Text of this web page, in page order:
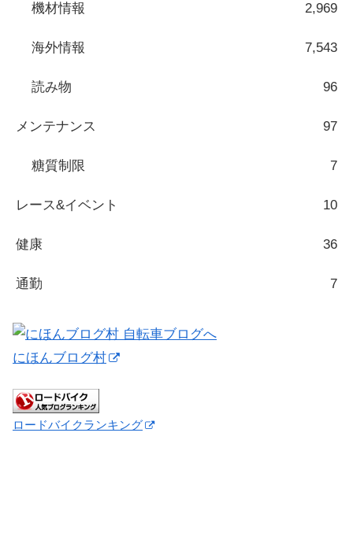
機材情報 2,969
海外情報 7,543
読み物 96
メンテナンス 97
糖質制限 7
レース&イベント 10
健康 36
通勤 7
にほんブログ村
ロードバイクランキング